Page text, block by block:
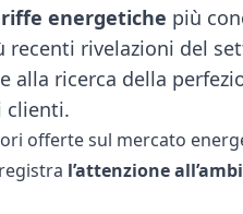
energetiche più
recenti rivelazioni del
alla ricerca della
clienti.
offerte sul mercato
l’attenzione